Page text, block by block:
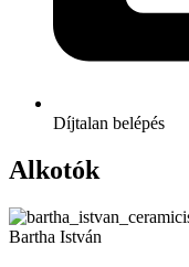
Díjtalan belépés
Alkotók
Bartha István